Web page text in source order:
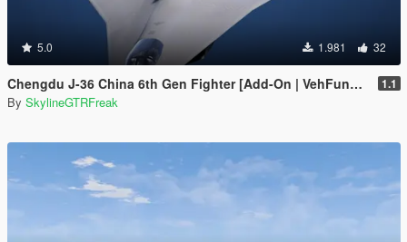
5.0 1.981 32
Chengdu J-36 China 6th Gen Fighter [Add-On | VehFuncs V] 1.1
By SkylineGTRFreak